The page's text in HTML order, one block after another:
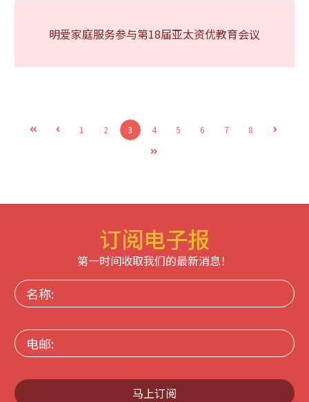
明爱家庭服务参与第18届亚太资优教育会议
1 2 3 4 5 6 7 8
订阅电子报
第一时间收取我们的最新消息！
名
称:
电
邮:
马上订阅